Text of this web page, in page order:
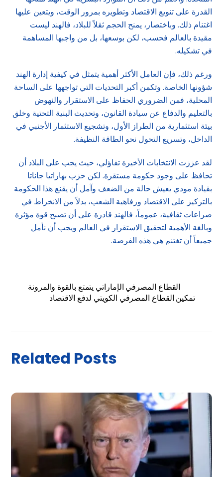
القدرة على تنويع الاقتصاد وتطويره بمرور الوقت، ويتعين عليها
اغتنام ذلك. وباختصار، يمنح الحجم ثقلاً للبلاد، فالهند ليست
مقيدة بالعالم فحسب، لكن بوسعها، بل من واجبها المساهمة
في تشكيله.
ورغم ذلك، فإن العامل الأكثر أهمية يتمثل في كيفية إدارة الهند
شؤونها الخاصة. وتكمن أكبر التحديات التي تواجهها على الساحة
المحلية، فمن الضروري الحفاظ على الاستقرار والنهوض
بالتعليم والدفاع عن سيادة القانون، وتحديث البنية التحتية وخلق
بيئة استثمارية من الطراز الأول، وتشجيع الاستثمار الأجنبي في
الداخل، وتسريع التحول نحو الطاقة النظيفة.
لقد عززت الانتخابات الأخيرة تفاؤلي، حيث يجب على البلاد أن
تحافظ على وجود حكومة مستقرة. لكن حزب بهاراتيا جاناتا
بقيادة مودي يعيش حالة من الضعف وآمل أن يقنع هذا الحكومة
بالتركيز على الاقتصاد ورفاهية الشعب، بدلاً من الانخراط في
صراعات ثقافية، عموماً، فالهند قادرة على أن تصبح قوة مؤثرة
وبالغة الأهمية لتحقيق الاستقرار في العالم ويجب أن نأمل
جميعاً أن تغتنم هي هذه الفرصة.
القطاع المصرفي الإماراتي يتمتع بالقوة والمرونة
تمكين القطاع المصرفي الكويتي لدفع الاقتصاد
Related Posts